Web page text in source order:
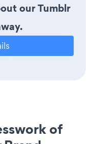
our Tumblr
of